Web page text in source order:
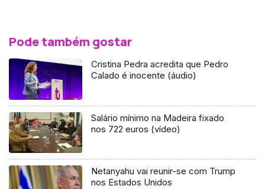
Pode também gostar
Cristina Pedra acredita que Pedro
Calado é inocente (áudio)
Salário mínimo na Madeira fixado
nos 722 euros (vídeo)
Netanyahu vai reunir-se com Trump
nos Estados Unidos